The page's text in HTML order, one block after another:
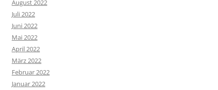
August 2022
Juli 2022
Juni 2022
Mai 2022
April 2022
März 2022
Februar 2022
Januar 2022